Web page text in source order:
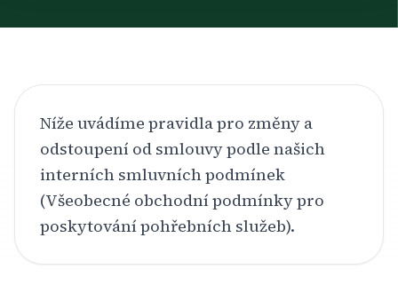
Níže uvádíme pravidla pro změny a
odstoupení od smlouvy podle našich
interních smluvních podmínek
(Všeobecné obchodní podmínky pro
poskytování pohřebních služeb).